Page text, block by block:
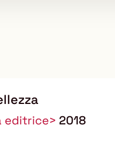
editrice> 2018